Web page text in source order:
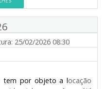
25/02/2026 08:30
tem por objeto a locação